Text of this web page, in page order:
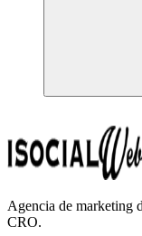
Agencia de marketing
CRO.